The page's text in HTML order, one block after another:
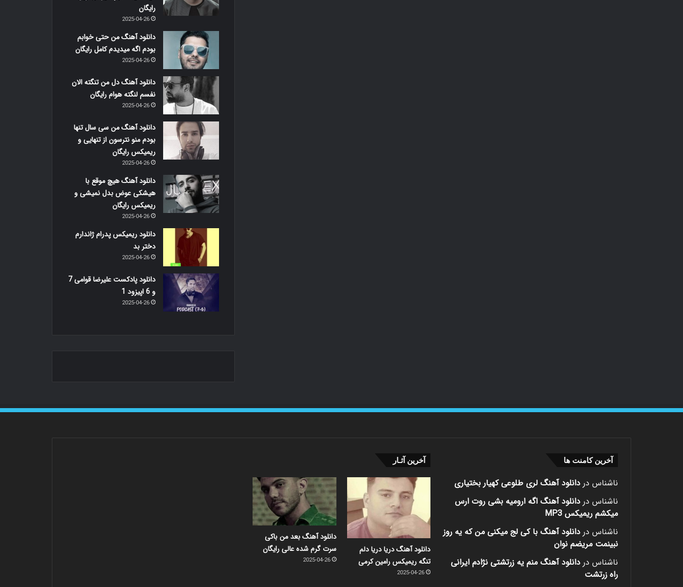
رایگان
2025-04-26
دانلود آهنگ من حتی خوابم
بودم اگه میدیدم کامل رایگان
2025-04-26
دانلود آهنگ دل من تنگته الان
نفسم لنگته هوام رایگان
2025-04-26
دانلود آهنگ من سی سال تنها
بودم منو نترسون از تنهایی و
ریمیکس رایگان
2025-04-26
دانلود آهنگ هیچ موقع با
هیشکی عوض بدل نمیشی و
ریمیکس رایگان
2025-04-26
دانلود ریمیکس پدرام ژاندارم
دختر بد
2025-04-26
دانلود پادکست علیرضا قوامی 7
و 6 اپیزود 1
2025-04-26
آخرین کامنت ها
ناشناس در دانلود آهنگ لری طلوعی کهیار بختیاری
ناشناس در دانلود آهنگ اگه ارومیه بشی روت ارس
میکشم ریمیکس MP3
ناشناس در دانلود آهنگ با کی لج میکنی من که یه روز
نبینمت مریضم نوان
ناشناس در دانلود آهنگ منم یه زرتشتی نژادم ایرانی
راه زرتشت
آخرین آثـار
دانلود آهنگ دریا دریا دلم
تنگه ریمیکس رامین کرمی
2025-04-26
دانلود آهنگ بعد من باکی
سرت گرم شده عالی رایگان
2025-04-26